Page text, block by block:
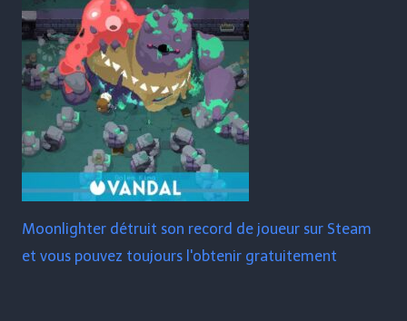
Moonlighter détruit son record de joueur sur Steam
et vous pouvez toujours l'obtenir gratuitement